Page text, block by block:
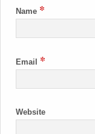
Name *
Email *
Website